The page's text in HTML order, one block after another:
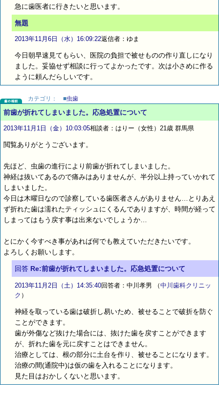
急に歯医者に行きたいと思います。
無題
2013年11月6日（水）16:09:22返信者：ゆま
今日朝早速見てもらい、医院の負担で被せものの作り直しになり
ました。妥協せず相談に行ってよかったです。次は小さめに作る
ように頼んだらしいです。
カテゴリ： ■虫歯
前歯が折れてしまいました。応急処置について
2013年11月1日（金）10:03:05相談者：はりー（女性）21歳 群馬県
閲覧ありがとうございます。
先ほど、虫歯の進行により前歯が折れてしまいました。
神経は抜いてあるので痛みはありませんが、半分以上持っていかれて
しまいました。
今日は木曜日なので診察している歯医者さんがありません…とりあえ
ず折れた歯は濡れたティッシュにくるんでありますが、時間が経って
しまってはもう戻す事は出来ないでしょうか…
とにかく今すべき事があれば何でも教えていただきたいです。
よろしくお願いします。
回答 Re:前歯が折れてしまいました。応急処置について
2013年11月2日（土）14:35:40回答者：中川孝男 （中川歯科クリニッ
ク ）
神経を取っている歯は破折し易いため、被せることで破折を防ぐ
ことができます。
歯が外傷など抜けた場合には、抜けた歯を戻すことができます
が、折れた歯を元に戻すことはできません。
治療としては、根の部分に土台を作り、被せることになります。
治療の間(通院中)は仮の歯を入れることになります。
見た目はおかしくないと思います。